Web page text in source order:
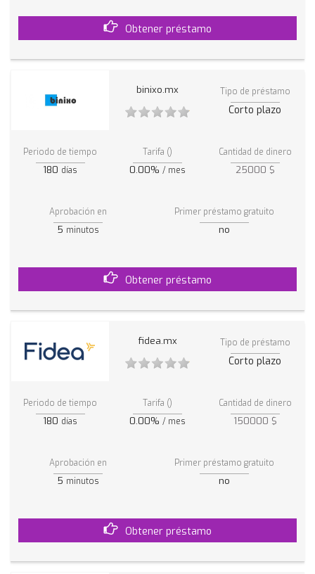
Obtener préstamo
binixo.mx Tipo de préstamo
Corto plazo
Periodo de tiempo
180 días
Tarifa ()
0.00%/ mes
Cantidad de dinero
25000 $
Aprobación en
5 minutos
Primer préstamo gratuito
no
Obtener préstamo
fidea.mx Tipo de préstamo
Corto plazo
Periodo de tiempo
180 días
Tarifa ()
0.00%/ mes
Cantidad de dinero
150000 $
Aprobación en
5 minutos
Primer préstamo gratuito
no
Obtener préstamo